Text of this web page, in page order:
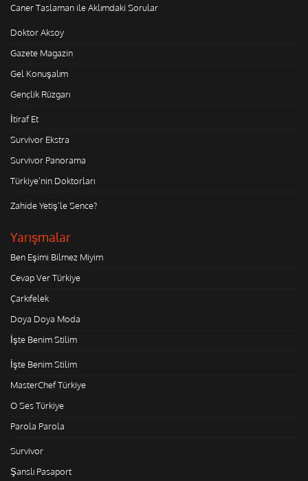
Caner Taslaman ile Aklımdaki Sorular
Doktor Aksoy
Gazete Magazin
Gel Konuşalım
Gençlik Rüzgarı
İtiraf Et
Survivor Ekstra
Survivor Panorama
Türkiye'nin Doktorları
Zahide Yetiş'le Sence?
Yarışmalar
Ben Eşimi Bilmez Miyim
Cevap Ver Türkiye
Çarkıfelek
Doya Doya Moda
İşte Benim Stilim
İşte Benim Stilim
MasterChef Türkiye
O Ses Türkiye
Parola Parola
Survivor
Şanslı Pasaport